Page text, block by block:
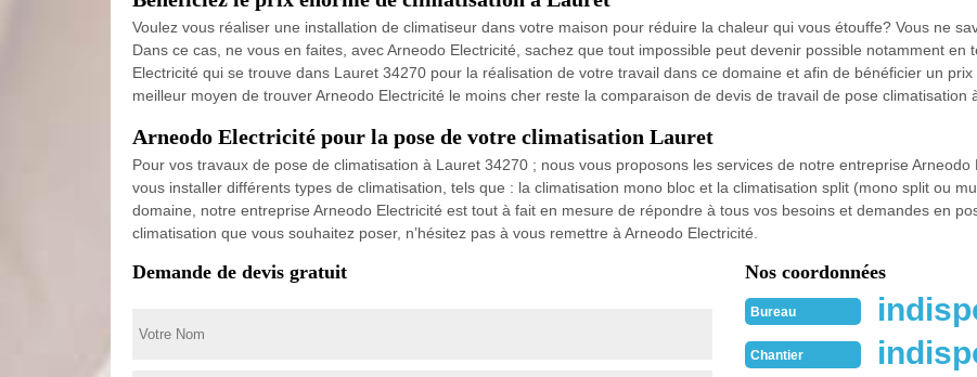
Voulez vous réaliser une installation de climatiseur dans votre maison pour réduire la chaleur qui vous étouffe? Vous ne
Dans ce cas, ne vous en faites, avec Arneodo Electricité, sachez que tout impossible peut devenir possible notamment en
Electricité qui se trouve dans Lauret 34270 pour la réalisation de votre travail dans ce domaine et afin de bénéficier un
meilleur moyen de trouver Arneodo Electricité le moins cher reste la comparaison de devis de travail de pose climatisation
Arneodo Electricité pour la pose de votre climatisation Lauret
Pour vos travaux de pose de climatisation à Lauret 34270 ; nous vous proposons les services de notre entreprise Arneodo
vous installer différents types de climatisation, tels que : la climatisation mono bloc et la climatisation split (mono split ou
domaine, notre entreprise Arneodo Electricité est tout à fait en mesure de répondre à tous vos besoins et demandes en
climatisation que vous souhaitez poser, n’hésitez pas à vous remettre à Arneodo Electricité.
Demande de devis gratuit Nos coordonnées
Bureau
Chantier